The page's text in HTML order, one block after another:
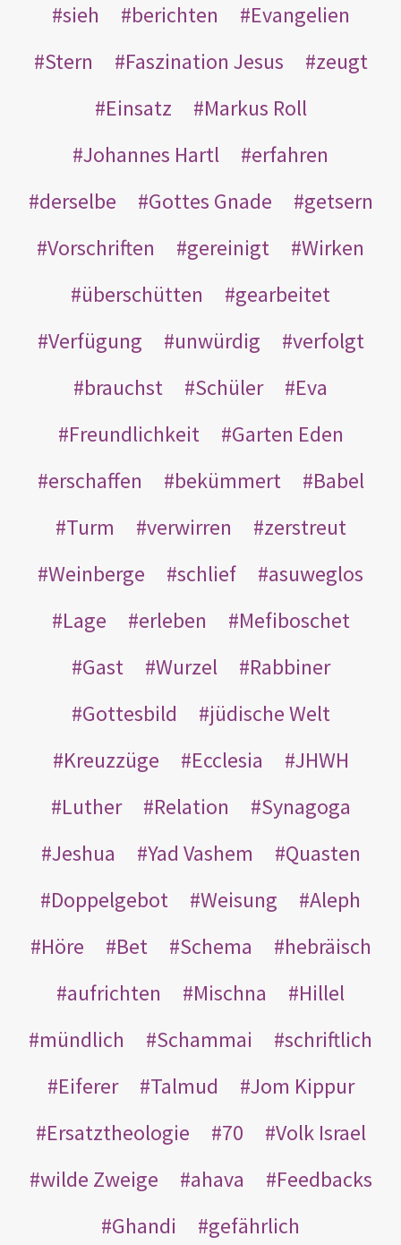
sieh
berichten
Evangelien
Stern
Faszination Jesus
zeugt
Einsatz
Markus Roll
Johannes Hartl
erfahren
derselbe
Gottes Gnade
getsern
Vorschriften
gereinigt
Wirken
überschütten
gearbeitet
Verfügung
unwürdig
verfolgt
brauchst
Schüler
Eva
Freundlichkeit
Garten Eden
erschaffen
bekümmert
Babel
Turm
verwirren
zerstreut
Weinberge
schlief
asuweglos
Lage
erleben
Mefiboschet
Gast
Wurzel
Rabbiner
Gottesbild
jüdische Welt
Kreuzzüge
Ecclesia
JHWH
Luther
Relation
Synagoga
Jeshua
Yad Vashem
Quasten
Doppelgebot
Weisung
Aleph
Höre
Bet Schema
hebräisch
aufrichten
Mischna
Hillel
mündlich
Schammai
schriftlich
Eiferer
Talmud
Jom Kippur
Ersatztheologie
70
Volk Israel
wilde Zweige
ahava
Feedbacks
Ghandi
gefährlich